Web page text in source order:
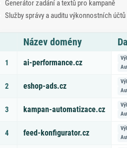
Generátor zadání a textů pro kampaně
Služby správy a auditu výkonnostních účtů
Seznam doporučených domén s tématy a
Název domény
1 ai-performance.cz
2 eshop-ads.cz
3 kampan-automatizace.cz
4 feed-konfigurator.cz